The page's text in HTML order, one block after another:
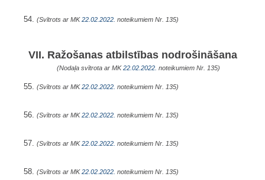
54. (Svītrots ar MK22.02.2022. noteikumiem Nr. 135)
VII. Ražošanas atbilstības nodrošināšana
(Nodaļa svītrota ar MK22.02.2022. noteikumiem Nr. 135)
55. (Svītrots ar MK22.02.2022. noteikumiem Nr. 135)
56. (Svītrots ar MK22.02.2022. noteikumiem Nr. 135)
57. (Svītrots ar MK22.02.2022. noteikumiem Nr. 135)
58. (Svītrots ar MK22.02.2022. noteikumiem Nr. 135)